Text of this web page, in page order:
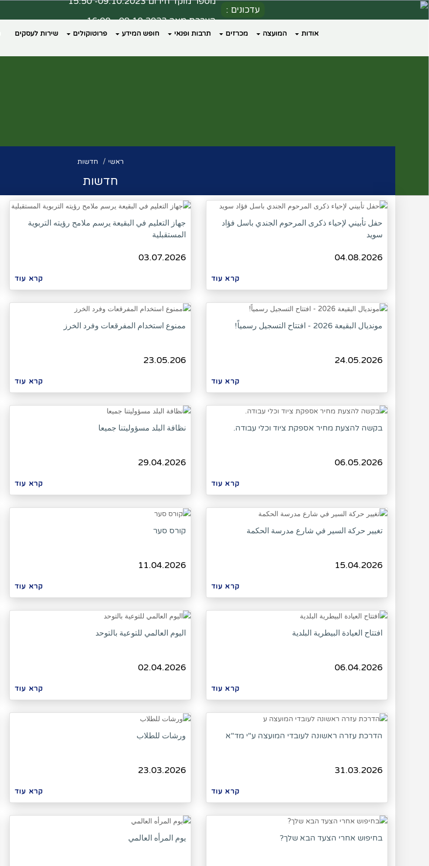
עדכונים :
הערכת מצב 09.10.2023 - 16:00
אודות המועצה מכרזים תרבות ופנאי חופש המידע פרוטוקולים שירות לעסקים
ראשי חדשות
חדשות
حفل تأبيني لإحياء ذكرى المرحوم الجندي باسل فؤاد
سويد
04.08.2026
קרא עוד
جهاز التعليم في البقيعة يرسم ملامح رؤيته التربوية
المستقبلية
03.07.2026
קרא עוד
مونديال البقيعة 2026 - افتتاح التسجيل رسمياً!
24.05.2026
קרא עוד
ممنوع استخدام المفرقعات وفرد الخرز
23.05.206
קרא עוד
בקשה להצעת מחיר אספקת ציוד וכלי עבודה.
06.05.2026
קרא עוד
نظافة البلد مسؤوليتنا جميعا
29.04.2026
קרא עוד
تغيير حركة السير في شارع مدرسة الحكمة
15.04.2026
קרא עוד
קורס סער
11.04.2026
קרא עוד
افتتاح العيادة البيطرية البلدية
06.04.2026
קרא עוד
اليوم العالمي للتوعية بالتوحد
02.04.2026
קרא עוד
הדרכת עזרה ראשונה לעובדי המועצה ע"י מד"א
31.03.2026
קרא עוד
ورشات للطلاب
23.03.2026
קרא עוד
בחיפוש אחרי הצעד הבא שלך? يوم المرأه العالمي